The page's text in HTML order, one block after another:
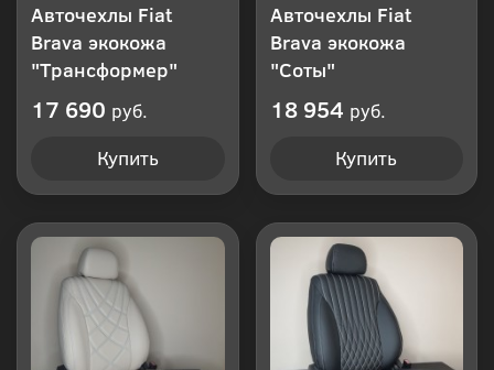
Авточехлы Fiat
Brava экокожа
"Трансформер"
17 690 руб.
Купить
Авточехлы Fiat
Brava экокожа
"Соты"
18 954 руб.
Купить